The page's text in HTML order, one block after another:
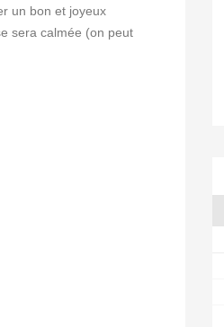
un bon et joyeux
sera calmée (on peut